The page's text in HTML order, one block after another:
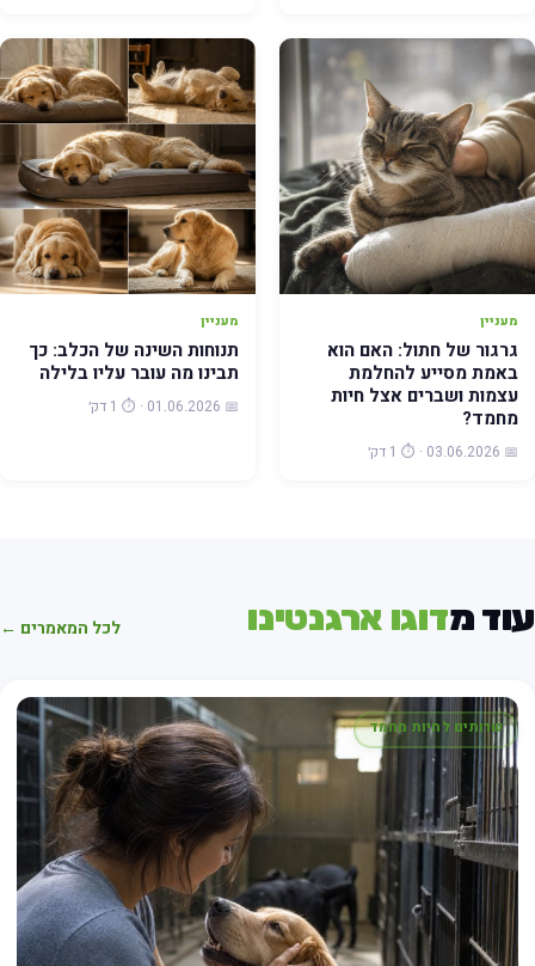
מעניין
גרגור של חתול: האם הוא
באמת מסייע להחלמת
עצמות ושברים אצל חיות
מחמד?
📅 03.06.2026 · ⏱️ 1 דק׳
מעניין
תנוחות השינה של הכלב: כך
תבינו מה עובר עליו בלילה
📅 01.06.2026 · ⏱️ 1 דק׳
מדוגו ארגנטינו לכל המאמרים ←
שרותים לחיות מחמד